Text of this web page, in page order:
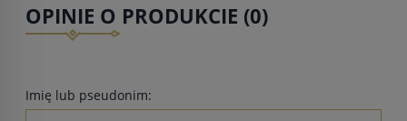
OPINIE O PRODUKCIE (0)
Imię lub pseudonim: